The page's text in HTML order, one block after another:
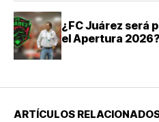
¿FC Juárez será
el Apertura
ARTÍCULOS